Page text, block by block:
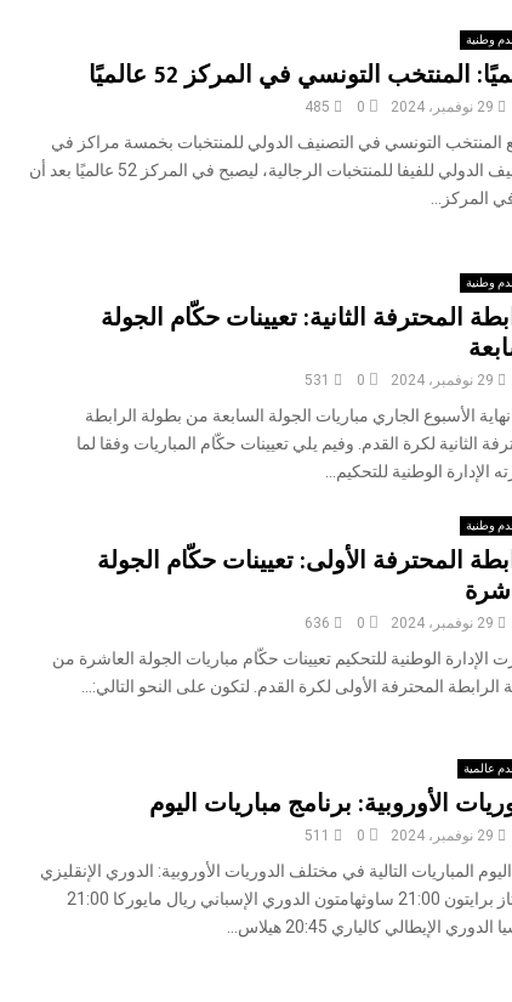
وطنية
المنتخب التونسي في المركز 52 عالميًا
29 نوفمبر، 2024 0
485
المنتخب التونسي في التصنيف الدولي للمنتخبات بخمسة مراكز في
التصنيف الدولي للفيفا للمنتخبات الرجالية، ليصبح في المركز 52 عالميًا بعد أن
المركز...
وطنية
المحترفة الثانية: تعيينات حكّام الجولة
29 نوفمبر، 2024 0
531
الأسبوع الجاري مباريات الجولة السابعة من بطولة الرابطة
الثانية لكرة القدم. وفيم يلي تعيينات حكّام المباريات وفقا لما
الإدارة الوطنية للتحكيم...
وطنية
المحترفة الأولى: تعيينات حكّام الجولة
29 نوفمبر، 2024 0
636
الإدارة الوطنية للتحكيم تعيينات حكّام مباريات الجولة العاشرة من
الرابطة المحترفة الأولى لكرة القدم. لتكون على النحو التالي:...
عالمية
الأوروبية: برنامج مباريات اليوم
29 نوفمبر، 2024 0
511
المباريات التالية في مختلف الدوريات الأوروبية: الدوري الإنقليزي
الممتاز برايتون 21:00 ساوثهامتون الدوري الإسباني ريال مايوركا 21:00
الدوري الإيطالي كالياري 20:45 هيلاس...